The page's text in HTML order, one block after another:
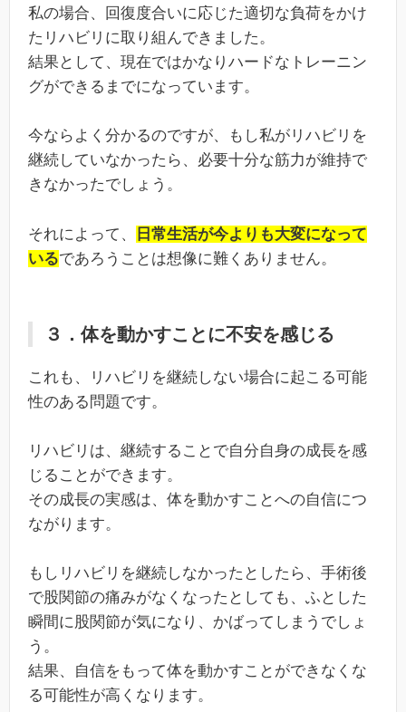
私の場合、回復度合いに応じた適切な負荷をかけ
たリハビリに取り組んできました。
結果として、現在ではかなりハードなトレーニン
グができるまでになっています。
今ならよく分かるのですが、もし私がリハビリを
継続していなかったら、必要十分な筋力が維持で
きなかったでしょう。
それによって、
日常生活が今よりも大変になって
いるであろうことは想像に難くありません。
３．体を動かすことに不安を感じる
これも、リハビリを継続しない場合に起こる可能
性のある問題です。
リハビリは、継続することで自分自身の成長を感
じることができます。
その成長の実感は、体を動かすことへの自信につ
ながります。
もしリハビリを継続しなかったとしたら、手術後
で股関節の痛みがなくなったとしても、ふとした
瞬間に股関節が気になり、かばってしまうでしょ
う。
結果、自信をもって体を動かすことができなくな
る可能性が高くなります。